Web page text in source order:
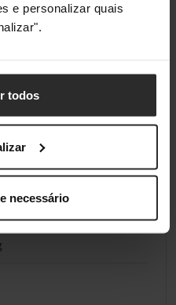
e personalizar quais
todos
necessário
incorporada